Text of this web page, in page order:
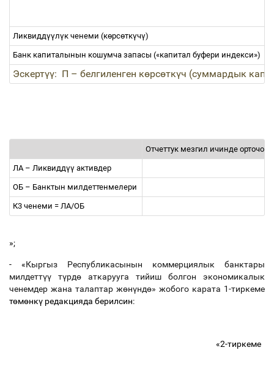
Ликвиддүүлүк ченеми (көрсөткүчү)
Банк капиталынын кошумча запасы («капитал буфери индекси»)
Эскертүү: П – белгиленген көрсөткүч (суммардык
Отчеттук мезгил ичинде орточо
ЛА – Ликвиддүү активдер
ОБ – Банктын милдеттенмелери
К3 ченеми = ЛА/ОБ
»;
- «Кыргыз Республикасынын коммерциялык банктары
милдеттүү түрдө аткарууга тийиш болгон экономикалык
ченемдер жана талаптар жөнүндө» жобого карата 1-тиркеме
төмөнкү редакцияда берилсин:
«2-тиркеме